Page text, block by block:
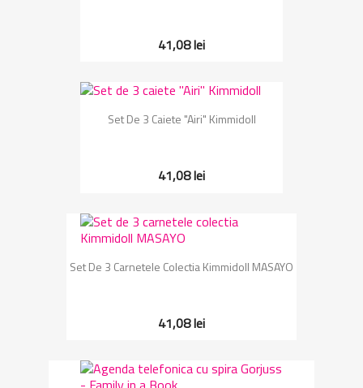
41,08 lei
Set De 3 Caiete "Airi" Kimmidoll
41,08 lei
Set De 3 Carnetele Colectia Kimmidoll MASAYO
41,08 lei